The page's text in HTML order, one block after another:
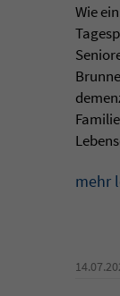
Wie
mehr